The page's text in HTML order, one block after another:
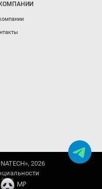
2026